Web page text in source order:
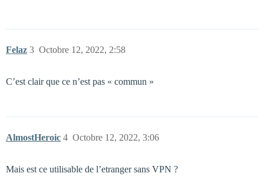
Felaz Octobre 12, 2022, 2:58
3
C’est clair que ce n’est pas « commun »
AlmostHeroic Octobre 12, 2022, 3:06
4
Mais est ce utilisable de l’etranger sans VPN ?